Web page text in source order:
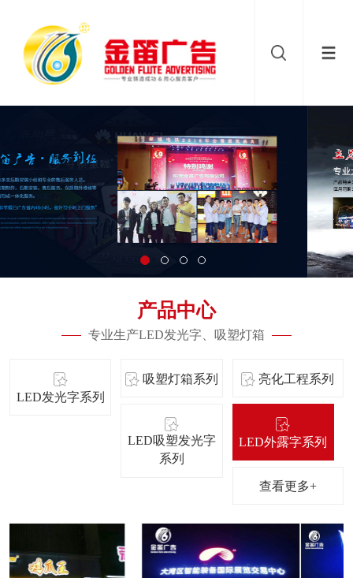
产品中心
专业生产LED发光字、吸塑灯箱
LED发光字系列
吸塑灯箱系列 亮化工程系列
LED吸塑发光字
系列
LED外露字系列
查看更多+